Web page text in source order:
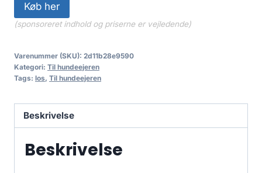
Køb her
(sponsoreret indhold og priserne er vejledende)
Varenummer (SKU): 2d11b28e9590
Kategori: Til hundeejeren
Tags: los, Til hundeejeren
Beskrivelse
Beskrivelse